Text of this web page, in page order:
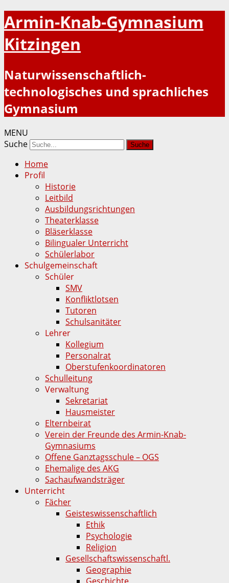
Armin-Knab-Gymnasium
Kitzingen
Naturwissenschaftlich-
technologisches und sprachliches
Gymnasium
MENU
Suche
Home
Profil
Historie
Leitbild
Ausbildungsrichtungen
Theaterklasse
Bläserklasse
Bilingualer Unterricht
Schülerlabor
Schulgemeinschaft
Schüler
SMV
Konfliktlotsen
Tutoren
Schulsanitäter
Lehrer
Kollegium
Personalrat
Oberstufenkoordinatoren
Schulleitung
Verwaltung
Sekretariat
Hausmeister
Elternbeirat
Verein der Freunde des Armin-Knab-
Gymnasiums
Offene Ganztagsschule – OGS
Ehemalige des AKG
Sachaufwandsträger
Unterricht
Fächer
Geisteswissenschaftlich
Ethik
Psychologie
Religion
Gesellschaftswissenschaftl.
Geographie